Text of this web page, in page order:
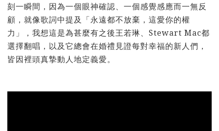
刻一瞬間，因為一個眼神確認、一個感覺感應而一無反
顧，就像歌詞中提及「永遠都不放棄，這愛你的權
力」，我想這是為甚麼有之後王若琳、Stewart Mac都
選擇翻唱，以及它總會在婚禮見證每對幸福的新人們，
皆因裡頭真摯動人地定義愛。